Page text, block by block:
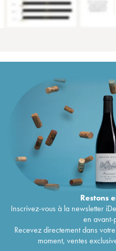
Restons
Inscrivez-vous à la newsletter
en avant-
Recevez directement dans
moment, ventes